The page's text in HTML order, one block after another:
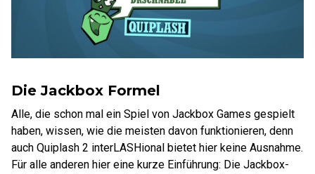
Die Jackbox Formel
Alle, die schon mal ein Spiel von Jackbox Games gespielt
haben, wissen, wie die meisten davon funktionieren, denn
auch Quiplash 2 interLASHional bietet hier keine Ausnahme.
Für alle anderen hier eine kurze Einführung: Die Jackbox-